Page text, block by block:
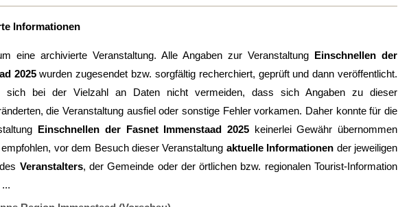
Informationen
eine archivierte Veranstaltung. Alle Angaben zur Veranstaltung Einschnellen der
2025wurden zugesendet bzw. sorgfältig recherchiert, geprüft und dann veröffentlicht.
sich bei der Vielzahl an Daten nicht vermeiden, dass sich Angaben zu dieser
die Veranstaltung ausfiel oder sonstige Fehler vorkamen. Daher konnte für die
Einschnellen der Fasnet Immenstaad 2025keinerlei Gewähr übernommen
vor dem Besuch dieser Veranstaltung aktuelle Informationen der jeweiligen
Veranstalters, der Gemeinde oder der örtlichen bzw. regionalen Tourist-Information